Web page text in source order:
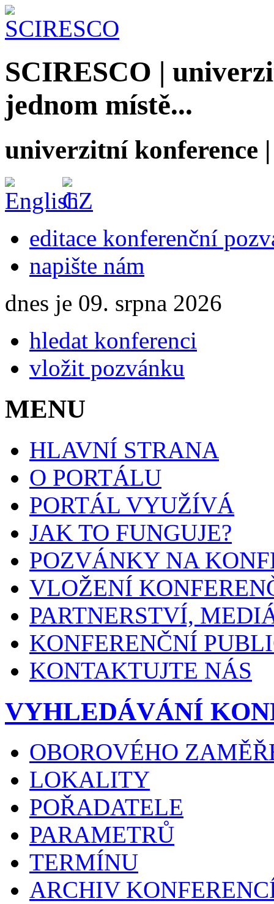
SCIRESCO |
jednom místě...
univerzitní konference
editace konferenční
napište nám
dnes je 09. srpna 2026
hledat konferenci
vložit pozvánku
MENU
HLAVNÍ STRANA
O PORTÁLU
PORTÁL VYUŽÍVÁ
JAK TO FUNGUJE?
POZVÁNKY NA
VLOŽENÍ
PARTNERSTVÍ,
KONFERENČNÍ
KONTAKTUJTE NÁS
VYHLEDÁVÁNÍ
OBOROVÉHO
LOKALITY
POŘADATELE
PARAMETRŮ
TERMÍNU
ARCHIV